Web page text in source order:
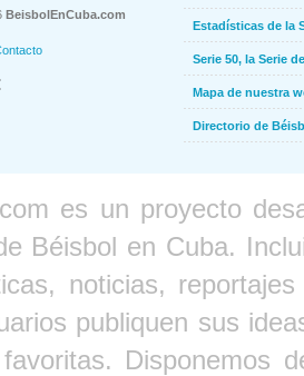
BeisbolEnCuba.com
Estadísticas de la
Serie 50, la Serie
Mapa de nuestra
Directorio de
es un proyecto
Béisbol en Cuba.
noticias,
publiquen sus
Disponemos